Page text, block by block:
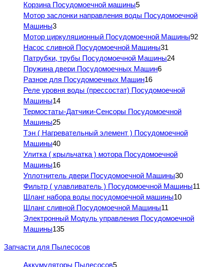
Корзина Посудомоечной машины5
Мотор заслонки направления воды Посудомоечной
Машины3
Мотор циркуляционный Посудомоечной Машины92
Насос сливной Посудомоечной Машины31
Патрубки, трубы Посудомоечной Машины24
Пружина двери Посудомоечных Машин6
Разное для Посудомоечных Машин16
Реле уровня воды (прессостат) Посудомоечной
Машины14
Термостаты-Датчики-Сенсоры Посудомоечной
Машины25
Тэн ( Нагревательный элемент ) Посудомоечной
Машины40
Улитка ( крыльчатка ) мотора Посудомоечной
Машины16
Уплотнитель двери Посудомоечной Машины30
Фильтр ( улавливатель ) Посудомоечной Машины11
Шланг набора воды посудомоечной машины10
Шланг сливной Посудомоечной Машины11
Электронный Модуль управления Посудомоечной
Машины135
Запчасти для Пылесосов
Аккумуляторы Пылесосов5